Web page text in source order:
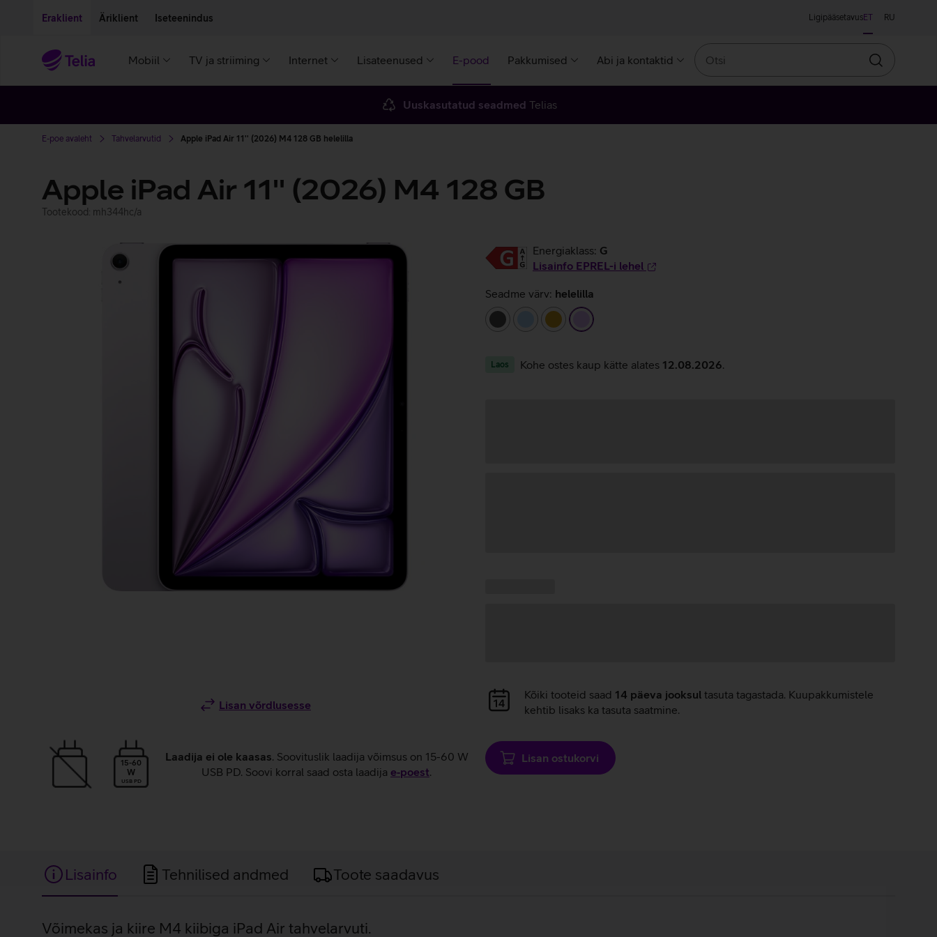
Eraklient Äriklient Iseteenindus LigipääsetavusET RU
Mobiil TV ja striiming Internet Lisateenused E-pood Pakkumised Abi ja kontaktid
Otsin
Uuskasutatud seadmed Telias
E-poe avaleht Tahvelarvutid Apple iPad Air 11'' (2026) M4 128 GB helelilla
Apple iPad Air 11'' (2026) M4 128 GB
Tootekood: mh344hc/a
Lisan võrdlusesse
15-60
W
USB PD
Laadija ei ole kaasas. Soovituslik laadija võimsus on 15-60 W
USB PD. Soovi korral saad osta laadija e‑poest.
Energiaklass: G
Lisainfo EPREL-i lehel
Seadme värv: helelilla
tumehallhelesininekuldne helelilla
Laos Kohe ostes kaup kätte alates 12.08.2026
Andmete
laadimine
Kõiki tooteid saad 14 päeva jooksul tasuta tagastada. Kuupakkumistele
kehtib lisaks ka tasuta saatmine.
Lisan ostukorvi
Lisainfo Tehnilised andmed Toote saadavus
Võimekas ja kiire M4 kiibiga iPad Air tahvelarvuti.